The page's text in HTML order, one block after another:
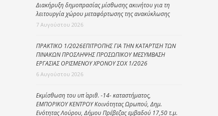
Διακήρυξη δημοπρασίας μίσθωσης ακινήτου για τη
λειτουργία χώρου μεταφόρτωσης της ανακύκλωσης
7 Αυγούστου 2026
ΠΡΑΚΤΙΚΟ 1/2026ΕΠΙΤΡΟΠΗΣ ΓΙΑ ΤΗΝ ΚΑΤΑΡΤΙΣΗ ΤΩΝ
ΠΙΝΑΚΩΝ ΠΡΟΣΛΗΨΗΣ ΠΡΟΣΩΠΙΚΟΥ ΜΕΣΥΜΒΑΣΗ
ΕΡΓΑΣΙΑΣ ΟΡΙΣΜΕΝΟΥ ΧΡΟΝΟΥ ΣΟΧ 1/2026
6 Αυγούστου 2026
Εκμίσθωση του υπ΄ αριθ. -14- καταστήματος,
ΕΜΠΟΡΙΚΟΥ ΚΕΝΤΡΟΥ Κοινότητας Ωρωπού, Δημ.
Ενότητας Λούρου, Δήμου Πρέβεζας εμβαδού 17,50 τ.μ.